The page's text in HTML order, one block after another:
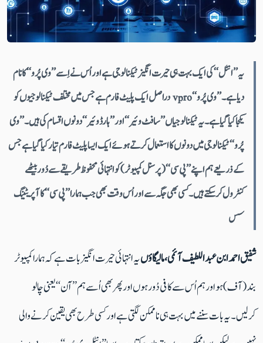
یہ ’’انٹل‘‘ کی ایک بہت ہی حیرت انگیز ٹیکنالوجی ہے اور اُس نے اِسے ’’وی پُرو‘‘ کا نام
دیا ہے۔ ’’وی پُرو‘‘ vpro دراصل ایک پلیٹ فارم ہے جس میں مختلف ٹیکنالوجیوں کو
یکجا کیا گیا ہے۔ یہ ٹیکنالوجیاں ’’سافٹ وئیر‘‘ اور ’’ہارڈ وئیر‘‘ دونوں اقسام کی ہیں۔ ’’وی
پُرو‘‘ ٹیکنالوجی میں دونوں کا استعمال کرتے ہوئے ایک ایسا پلیٹ فارم تیار کیا گیا ہے جس
کے ذریعے ہم اپنے ’’پی سی‘‘ (پرسنل کمپیوٹر) کو انتہائی محفوظ طریقے سے دُور بیٹھے
کنٹرول کرسکتے ہیں۔ کسی بھی جگہ سے اور اُس وقت بھی جب ہمارا ’’پی سی‘‘ کا آپریٹینگ
سس
شفیق احمد ابن عبداللطیف آئمی ، مالیگاؤںیہ انتہائی حیرت انگیز بات ہے کہ ہمارا کمپیوٹر
بند (آف) ہو اور ہم اُس سے کافی دُور ہوں اور پھر بھی اُسے ہم ’’آن‘‘ یعنی چالو
کرلیں۔ یہ بات سننے میں بہت ہی ناممکن لگتی ہے اور کسی طرح بھی یقین کرنے والی